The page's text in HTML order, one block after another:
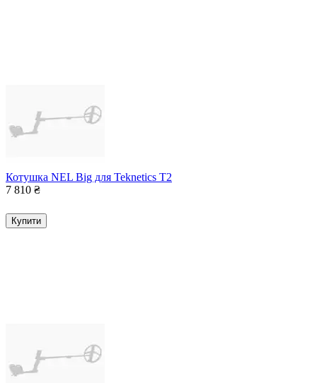
Котушка NEL Big для Teknetics T2
7 810 ₴
Купити